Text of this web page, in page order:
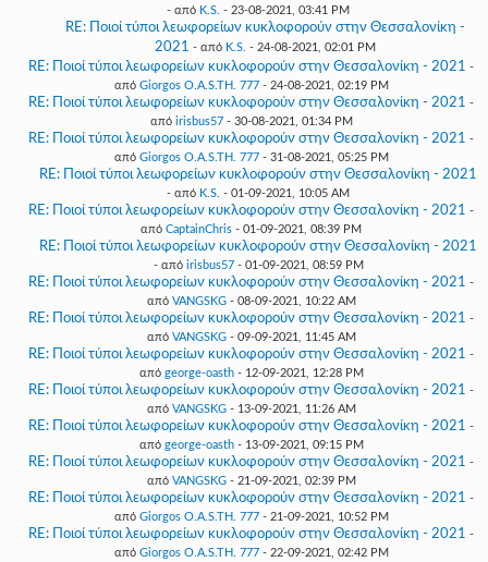
- από K.S. - 23-08-2021, 03:41 PM
RE: Ποιοί τύποι λεωφορείων κυκλοφορούν στην Θεσσαλονίκη -
2021 - από K.S. - 24-08-2021, 02:01 PM
RE: Ποιοί τύποι λεωφορείων κυκλοφορούν στην Θεσσαλονίκη - 2021 -
από Giorgos O.A.S.TH. 777- 24-08-2021, 02:19 PM
RE: Ποιοί τύποι λεωφορείων κυκλοφορούν στην Θεσσαλονίκη - 2021 -
από irisbus57- 30-08-2021, 01:34 PM
RE: Ποιοί τύποι λεωφορείων κυκλοφορούν στην Θεσσαλονίκη - 2021 -
από Giorgos O.A.S.TH. 777- 31-08-2021, 05:25 PM
RE: Ποιοί τύποι λεωφορείων κυκλοφορούν στην Θεσσαλονίκη - 2021
- από K.S. - 01-09-2021, 10:05 AM
RE: Ποιοί τύποι λεωφορείων κυκλοφορούν στην Θεσσαλονίκη - 2021 -
από CaptainChris - 01-09-2021, 08:39 PM
RE: Ποιοί τύποι λεωφορείων κυκλοφορούν στην Θεσσαλονίκη - 2021
- από irisbus57- 01-09-2021, 08:59 PM
RE: Ποιοί τύποι λεωφορείων κυκλοφορούν στην Θεσσαλονίκη - 2021 -
από VANGSKG- 08-09-2021, 10:22 AM
RE: Ποιοί τύποι λεωφορείων κυκλοφορούν στην Θεσσαλονίκη - 2021 -
από VANGSKG- 09-09-2021, 11:45 AM
RE: Ποιοί τύποι λεωφορείων κυκλοφορούν στην Θεσσαλονίκη - 2021 -
από george-oasth- 12-09-2021, 12:28 PM
RE: Ποιοί τύποι λεωφορείων κυκλοφορούν στην Θεσσαλονίκη - 2021 -
από VANGSKG- 13-09-2021, 11:26 AM
RE: Ποιοί τύποι λεωφορείων κυκλοφορούν στην Θεσσαλονίκη - 2021 -
από george-oasth- 13-09-2021, 09:15 PM
RE: Ποιοί τύποι λεωφορείων κυκλοφορούν στην Θεσσαλονίκη - 2021 -
από VANGSKG- 21-09-2021, 02:39 PM
RE: Ποιοί τύποι λεωφορείων κυκλοφορούν στην Θεσσαλονίκη - 2021 -
από Giorgos O.A.S.TH. 777- 21-09-2021, 10:52 PM
RE: Ποιοί τύποι λεωφορείων κυκλοφορούν στην Θεσσαλονίκη - 2021 -
από Giorgos O.A.S.TH. 777- 22-09-2021, 02:42 PM